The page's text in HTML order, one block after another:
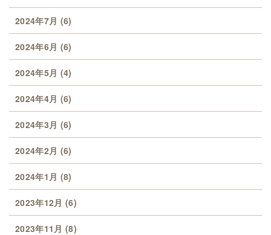
2024年7月 (6)
2024年6月 (6)
2024年5月 (4)
2024年4月 (6)
2024年3月 (6)
2024年2月 (6)
2024年1月 (8)
2023年12月 (6)
2023年11月 (8)